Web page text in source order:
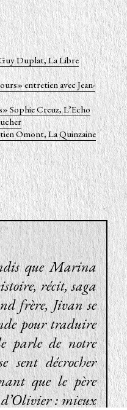
Duplat, La Libre
entretien avec Jean-
Sophie Creuz, L’Echo
Omont, La Quinzaine
que Marina
récit, saga
frère, Jivan se
pour traduire
parle de notre
sent décrocher
que le père
: mieux